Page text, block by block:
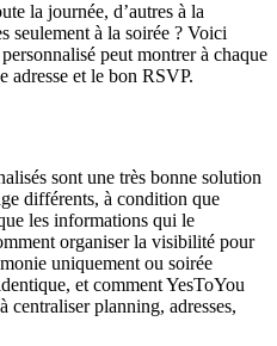
la journée, d’autres à la
seulement à la soirée ? Voici
peut montrer à chaque
adresse et le bon RSVP.
sont une très bonne solution
différents, à condition que
les informations qui le
organiser la visibilité pour
uniquement ou soirée
et comment YesToYou
centraliser planning, adresses,